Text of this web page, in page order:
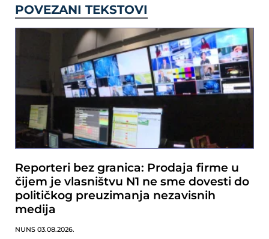
POVEZANI TEKSTOVI
Reporteri bez granica: Prodaja firme u
čijem je vlasništvu N1 ne sme dovesti do
političkog preuzimanja nezavisnih
medija
NUNS 03.08.2026.